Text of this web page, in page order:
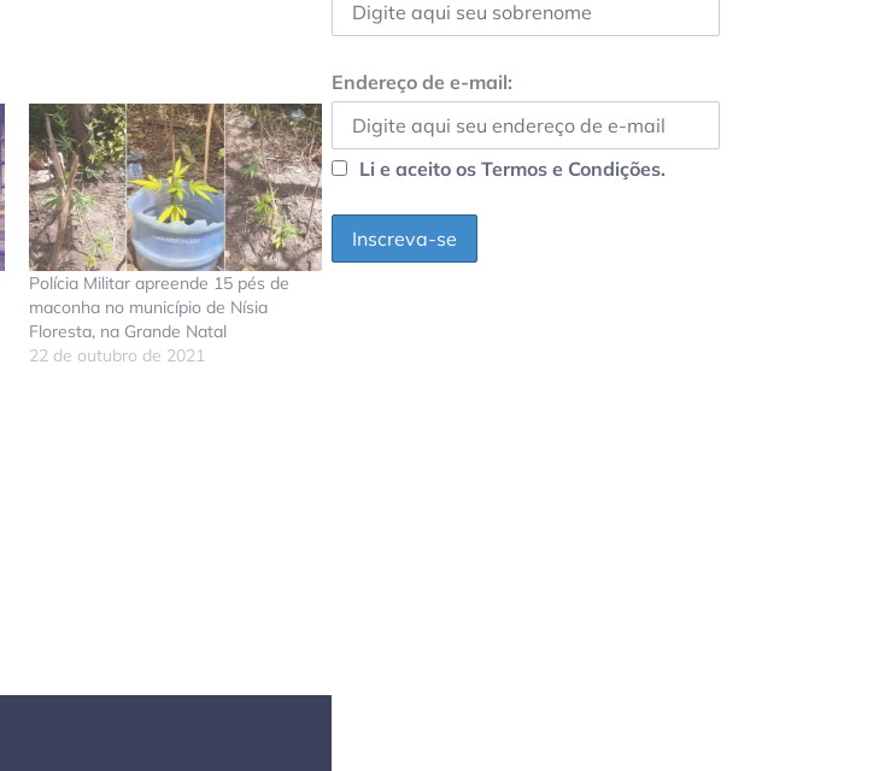
Polícia Militar apreende 15 pés de
maconha no município de Nísia
Floresta, na Grande Natal
22 de outubro de 2021
Endereço de e-mail:
Li e aceito os Termos e Condições.